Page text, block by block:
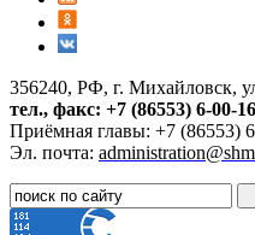
356240, РФ, г. Михайловск,
тел., факс: +7 (86553) 6-00-16
Приёмная главы: +7 (86553)
Эл. почта: